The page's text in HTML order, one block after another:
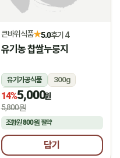
큰바위식품★5.0후기 4
유기농 찹쌀누룽지
유기가공식품
300g
상온
14%5,000원
5,800원
조합원800원절약
담기